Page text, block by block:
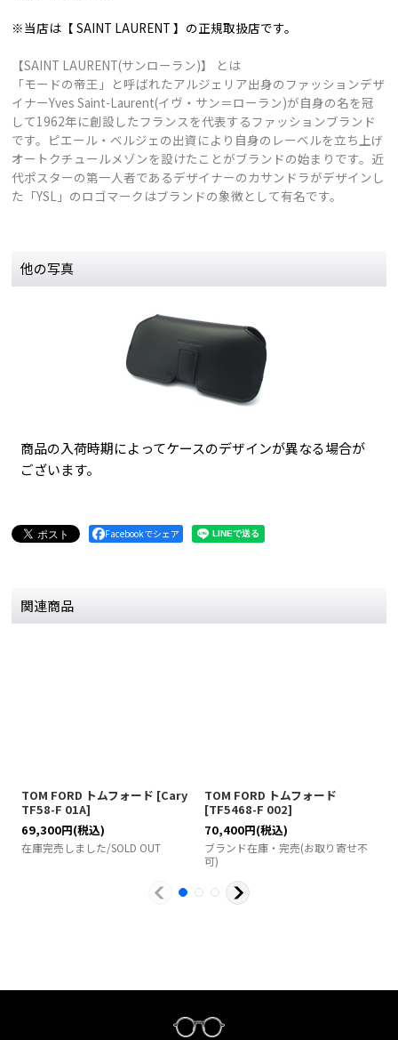
※当店は【 SAINT LAURENT 】の正規取扱店です。
【SAINT LAURENT(サンローラン)】 とは
「モードの帝王」と呼ばれたアルジェリア出身のファッションデザ
イナーYves Saint-Laurent(イヴ・サン＝ローラン)が自身の名を冠
して1962年に創設したフランスを代表するファッションブランド
です。ピエール・ベルジェの出資により自身のレーベルを立ち上げ
オートクチュールメゾンを設けたことがブランドの始まりです。近
代ポスターの第一人者であるデザイナーのカサンドラがデザインし
た「YSL」のロゴマークはブランドの象徴として有名です。
他の写真
商品の入荷時期によってケースのデザインが異なる場合が
ございます。
Facebookでシェア
関連商品
TOM FORD トムフォード [Cary
TF58-F 01A]
69,300円(税込)
在庫完売しました/SOLD OUT
TOM FORD トムフォード
[TF5468-F 002]
70,400円(税込)
ブランド在庫・完売(お取り寄せ不
可)